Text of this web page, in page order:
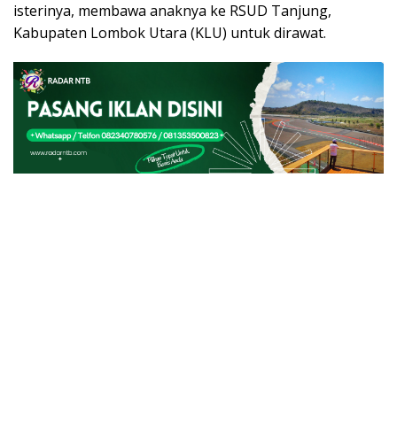
isterinya, membawa anaknya ke RSUD Tanjung,
Kabupaten Lombok Utara (KLU) untuk dirawat.